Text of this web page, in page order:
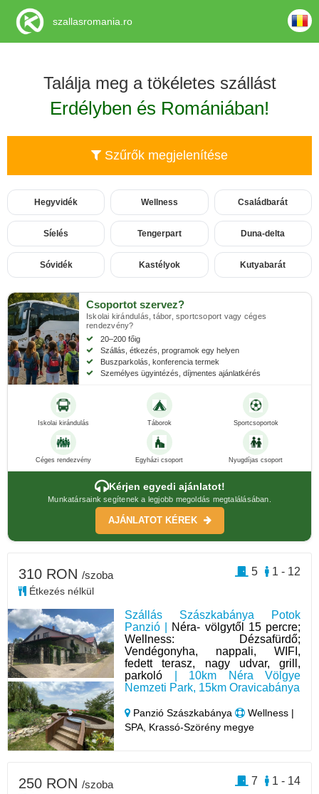
Találja meg a tökéletes szállást
Erdélyben és Romániában!
Szűrők megjelenítése
Hegyvidék Wellness Családbarát
Síelés Tengerpart Duna-delta
Sóvidék Kastélyok Kutyabarát
Csoportot szervez?
Iskolai kirándulás, tábor, sportcsoport vagy céges
rendezvény?
20–200 főig
Szállás, étkezés, programok egy helyen
Buszparkolás, konferencia termek
Személyes ügyintézés, díjmentes ajánlatkérés
Iskolai kirándulás Táborok Sportcsoportok
Céges rendezvény Egyházi csoport Nyugdíjas csoport
Kérjen egyedi ajánlatot!
Munkatársaink segítenek a legjobb megoldás megtalálásában.
AJÁNLATOT KÉREK
Szállás Szászkabánya Potok
Panzió | Néra- völgytől 15 percre;
Wellness: Dézsafürdő;
Vendégonyha, nappali, WIFI,
fedett terasz, nagy udvar, grill,
parkoló | 10km Néra Völgye
Nemzeti Park, 15km Oravicabánya
Panzió Szászkabánya
Wellness |
SPA, Krassó-Szörény megye
310 RON /szoba
Étkezés nélkül
1 - 12
5
250 RON /szoba 1 - 14
7
szallasromania.ro